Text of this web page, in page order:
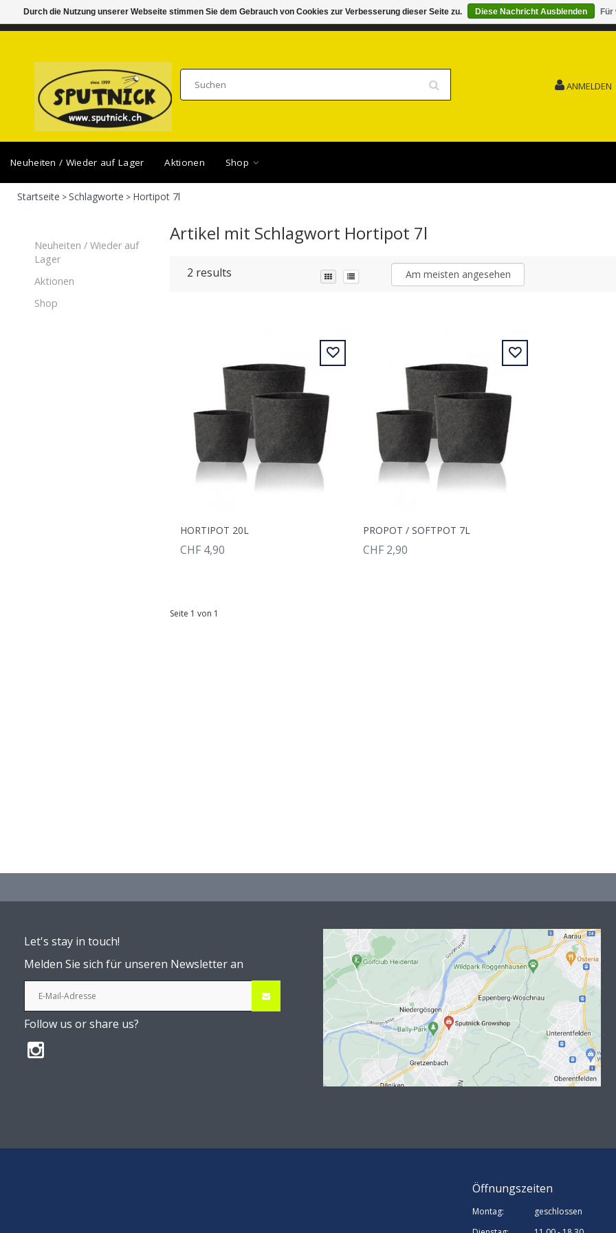
DI-FR 11.00 - 18.30, SA 10.00 - 16.00 SAMSTAG 15.08. GESCHLOSSEN FEIERTAG
ANMELDEN
Neuheiten / Wieder auf Lager Aktionen Shop
Startseite >Schlagworte > Hortipot 7l
Neuheiten / Wieder auf
Lager
Aktionen
Shop
Artikel mit Schlagwort Hortipot 7l
2 results Am meisten angesehen
HORTIPOT 20L
CHF 4,90
PROPOT / SOFTPOT 7L
CHF 2,90
Seite 1 von 1
Let's stay in touch!
Melden Sie sich für unseren Newsletter an
Follow us or share us?
Öffnungszeiten
Montag:
geschlossen
Durch die Nutzung unserer Webseite stimmen Sie dem Gebrauch von Cookies zur Verbesserung dieser Seite zu. Diese Nachricht Ausblenden